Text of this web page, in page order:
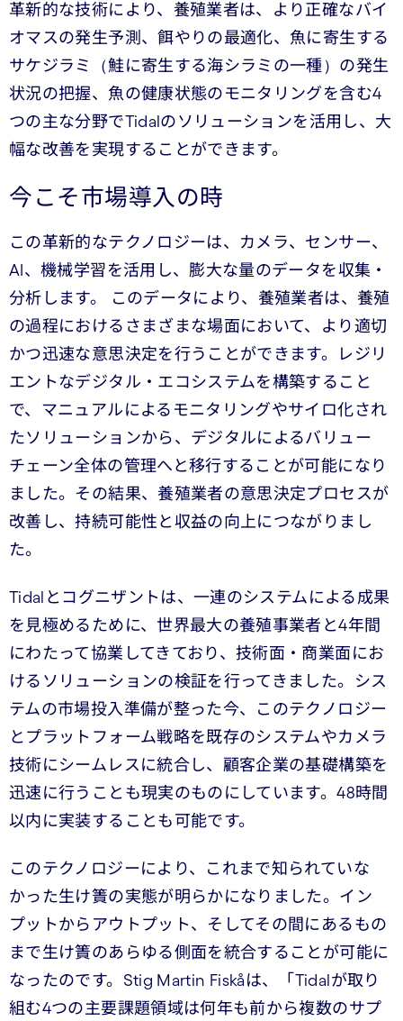
革新的な技術により、養殖業者は、より正確なバイ
オマスの発生予測、餌やりの最適化、魚に寄生する
サケジラミ（鮭に寄生する海シラミの一種）の発生
状況の把握、魚の健康状態のモニタリングを含む4
つの主な分野でTidalのソリューションを活用し、大
幅な改善を実現することができます。
今こそ市場導入の時
この革新的なテクノロジーは、カメラ、センサー、
AI、機械学習を活用し、膨大な量のデータを収集・
分析します。 このデータにより、養殖業者は、養殖
の過程におけるさまざまな場面において、より適切
かつ迅速な意思決定を行うことができます。レジリ
エントなデジタル・エコシステムを構築すること
で、マニュアルによるモニタリングやサイロ化され
たソリューションから、デジタルによるバリュー
チェーン全体の管理へと移行することが可能になり
ました。その結果、養殖業者の意思決定プロセスが
改善し、持続可能性と収益の向上につながりまし
た。
Tidalとコグニザントは、一連のシステムによる成果
を見極めるために、世界最大の養殖事業者と4年間
にわたって協業してきており、技術面・商業面にお
けるソリューションの検証を行ってきました。シス
テムの市場投入準備が整った今、このテクノロジー
とプラットフォーム戦略を既存のシステムやカメラ
技術にシームレスに統合し、顧客企業の基礎構築を
迅速に行うことも現実のものにしています。48時間
以内に実装することも可能です。
このテクノロジーにより、これまで知られていな
かった生け簀の実態が明らかになりました。イン
プットからアウトプット、そしてその間にあるもの
まで生け簀のあらゆる側面を統合することが可能に
なったのです。Stig Martin Fiskåは、「Tidalが取り
組む4つの主要課題領域は何年も前から複数のサプ